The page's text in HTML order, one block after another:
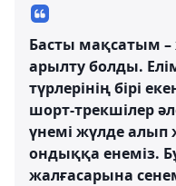
Басты мақсатым –
арылту болды.
түрлерінің бірі
шорт-трекшілер
үнемі жүлде
ондыққа енеміз.
жалғасарына